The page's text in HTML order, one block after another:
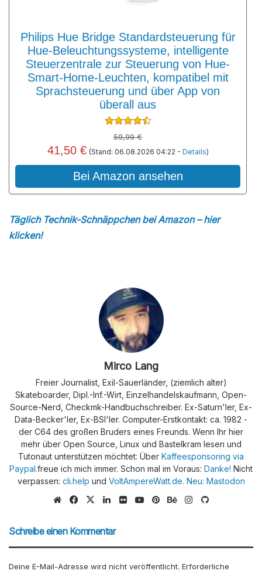
Philips Hue Bridge Standardsteuerung für
Hue-Beleuchtungssysteme, intelligente
Steuerzentrale zur Steuerung von Hue-
Smart-Home-Leuchten, kompatibel mit
Sprachsteuerung und über App von
überall aus
59,99 €
41,50 € (Stand: 06.08.2026 04:22 - Details)
Bei Amazon ansehen
Täglich Technik-Schnäppchen bei Amazon – hier
klicken!
Mirco Lang
Freier Journalist, Exil-Sauerländer, (ziemlich alter)
Skateboarder, Dipl.-Inf.-Wirt, Einzelhandelskaufmann, Open-
Source-Nerd, Checkmk-Handbuchschreiber. Ex-Saturn'ler, Ex-
Data-Becker'ler, Ex-BSI'ler. Computer-Erstkontakt: ca. 1982 -
der C64 des großen Bruders eines Freunds. Wenn Ihr hier
mehr über Open Source, Linux und Bastelkram lesen und
Tutonaut unterstützen möchtet: Über Kaffeesponsoring via
Paypal.freue ich mich immer. Schon mal im Voraus: Danke! Nicht
verpassen: cli.help und VoltAmpereWatt.de. Neu: Mastodon
We
eit
Fa
bo
X
Lin
dIn
Flic
Yo
Pin
Be
Ins
Schreibe einen Kommentar
Deine E-Mail-Adresse wird nicht veröffentlicht. Erforderliche